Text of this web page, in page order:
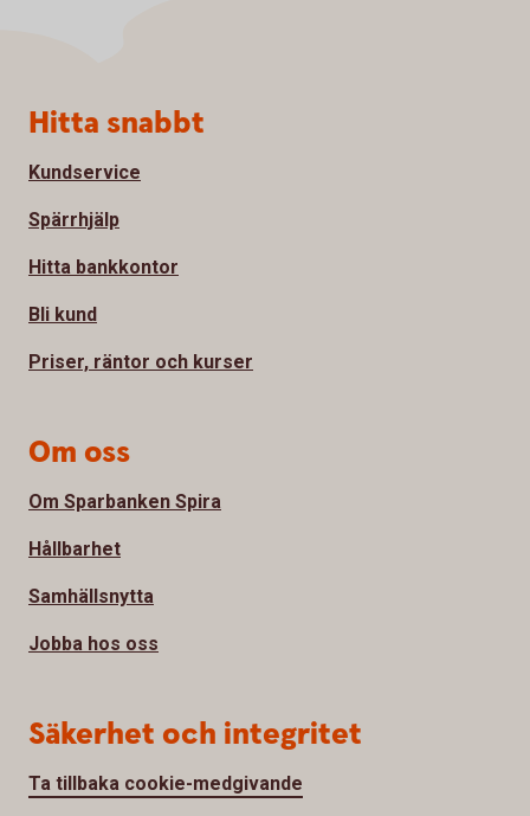
Sidfot
Hitta snabbt
Kundservice
Spärrhjälp
Hitta bankkontor
Bli kund
Priser, räntor och kurser
Om oss
Om Sparbanken Spira
Hållbarhet
Samhällsnytta
Jobba hos oss
Säkerhet och integritet
Ta tillbaka cookie-medgivande